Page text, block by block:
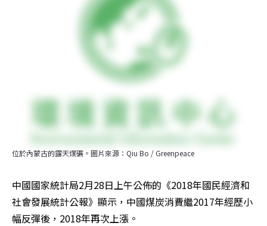
位於內蒙古的露天煤礦。圖片來源：Qiu Bo / Greenpeace
中國國家統計局2月28日上午公佈的《2018年國民經濟和
社會發展統計公報》顯示，中國煤炭消費繼2017年經歷小
幅反彈後，2018年再次上漲。